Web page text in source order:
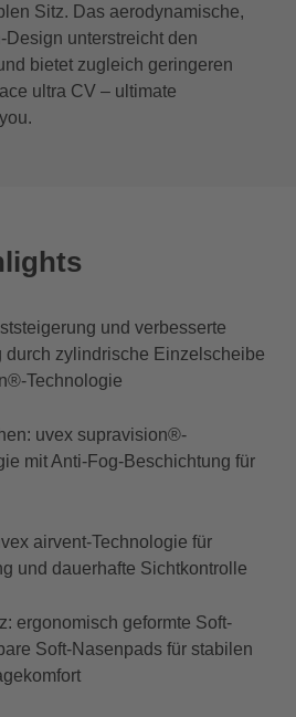
Sitz. Das aerodynamische,
unterstreicht den
bietet zugleich geringeren
ultra CV – ultimate
und verbesserte
durch zylindrische Einzelscheibe
Technologie
uvex supravision®-
mit Anti-Fog-Beschichtung für
airvent-Technologie für
und dauerhafte Sichtkontrolle
ergonomisch geformte Soft-
Soft-Nasenpads für stabilen